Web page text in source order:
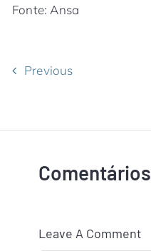
Fonte: Ansa
Previous
Comentários
Leave A Comment